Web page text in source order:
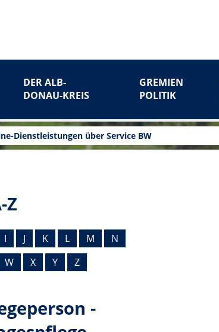
DER ALB-
DONAU-KREIS
GREMIEN
POLITIK
Dienstleistungen über Service BW
Z
I J K L M
N
W X Y Z
-